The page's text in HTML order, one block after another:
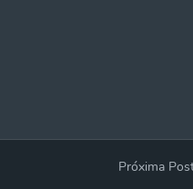
Próxima